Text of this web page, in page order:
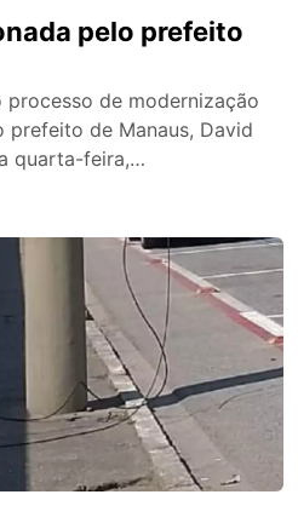
pelo prefeito
de modernização
prefeito de Manaus, David
quarta-feira,…